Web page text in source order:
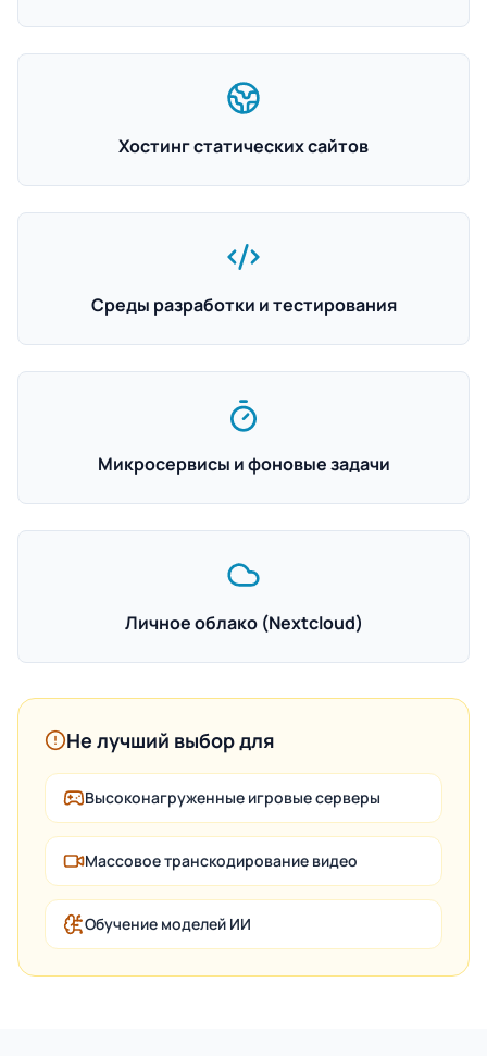
Хостинг статических сайтов
Среды разработки и тестирования
Микросервисы и фоновые задачи
Личное облако (Nextcloud)
Не лучший выбор для
Высоконагруженные игровые серверы
Массовое транскодирование видео
Обучение моделей ИИ